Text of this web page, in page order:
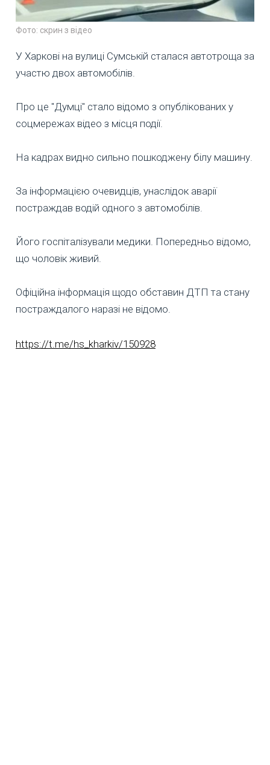
Фото: скрин з відео
У Харкові на вулиці Сумській сталася автотроща за
участю двох автомобілів.
Про це "Думці" стало відомо з опублікованих у
соцмережах відео з місця події.
На кадрах видно сильно пошкоджену білу машину.
За інформацією очевидців, унаслідок аварії
постраждав водій одного з автомобілів.
Його госпіталізували медики. Попередньо відомо,
що чоловік живий.
Офіційна інформація щодо обставин ДТП та стану
постраждалого наразі не відомо.
https://t.me/hs_kharkiv/150928